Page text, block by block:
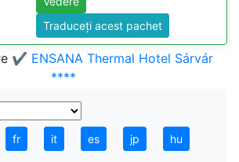
Traduceți acest pachet
✔️ ENSANA Thermal Hotel Sárvár
****
fr it es jp hu